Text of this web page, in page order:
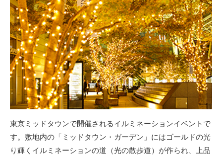
東京ミッドタウンで開催されるイルミネーションイベントで
す。敷地内の「ミッドタウン・ガーデン」にはゴールドの光
り輝くイルミネーションの道（光の散歩道）が作られ、上品